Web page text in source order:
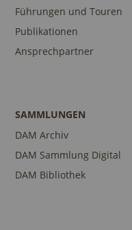
Führungen und Touren
Publikationen
Ansprechpartner
SAMMLUNGEN
DAM Archiv
DAM Sammlung Digital
DAM Bibliothek